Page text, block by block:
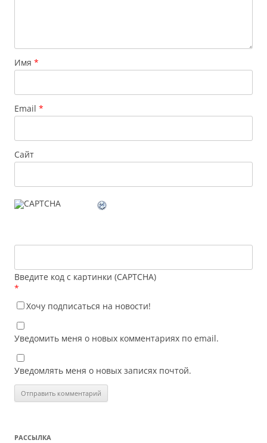
Имя *
Email *
Сайт
Введите код с картинки (CAPTCHA)
*
Хочу подписаться на новости!
Уведомить меня о новых комментариях по email.
Уведомлять меня о новых записях почтой.
РАССЫЛКА